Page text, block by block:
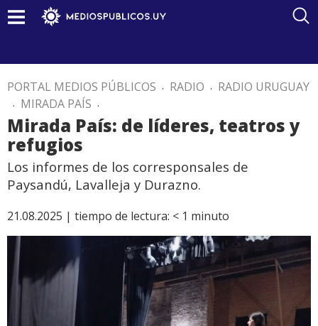
PORTAL MEDIOS PÚBLICOS . RADIO . RADIO URUGUAY
. MIRADA PAÍS .
Mirada País: de líderes, teatros y
refugios
Los informes de los corresponsales de
Paysandú, Lavalleja y Durazno.
21.08.2025 | tiempo de lectura: < 1 minuto